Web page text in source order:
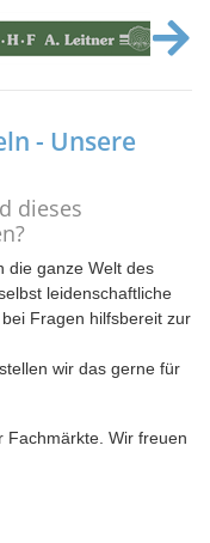
- Unsere
dieses
die ganze Welt des
leidenschaftliche
Fragen hilfsbereit zur
wir das gerne für
Fachmärkte. Wir freuen